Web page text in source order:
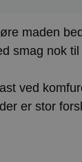
maden
smag nok
ved
er stor